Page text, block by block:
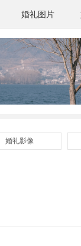
婚礼图片
婚礼影像